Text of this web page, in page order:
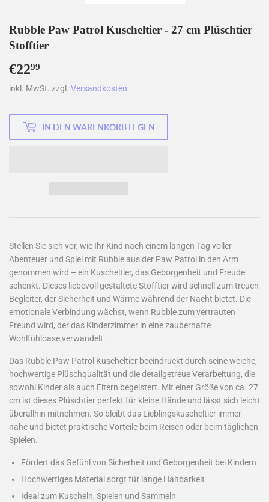
Rubble Paw Patrol Kuscheltier - 27 cm Plüschtier
Stofftier
€2299
inkl. MwSt. zzgl. Versandkosten
IN DEN WARENKORB LEGEN
Stellen Sie sich vor, wie Ihr Kind nach einem langen Tag voller
Abenteuer und Spiel mit Rubble aus der Paw Patrol in den Arm
genommen wird – ein Kuscheltier, das Geborgenheit und Freude
schenkt. Dieses liebevoll gestaltete Stofftier wird schnell zum treuen
Begleiter, der Sicherheit und Wärme während der Nacht bietet. Die
emotionale Verbindung wächst, wenn Rubble zum vertrauten
Freund wird, der das Kinderzimmer in eine zauberhafte
Wohlfühloase verwandelt.
Das Rubble Paw Patrol Kuscheltier beeindruckt durch seine weiche,
hochwertige Plüschqualität und die detailgetreue Verarbeitung, die
sowohl Kinder als auch Eltern begeistert. Mit einer Größe von ca. 27
cm ist dieses Plüschtier perfekt für kleine Hände und lässt sich leicht
überallhin mitnehmen. So bleibt das Lieblingskuscheltier immer
nahe und bietet praktische Vorteile beim Reisen oder beim täglichen
Spielen.
Fördert das Gefühl von Sicherheit und Geborgenheit bei Kindern
Hochwertiges Material sorgt für lange Haltbarkeit
Ideal zum Kuscheln, Spielen und Sammeln